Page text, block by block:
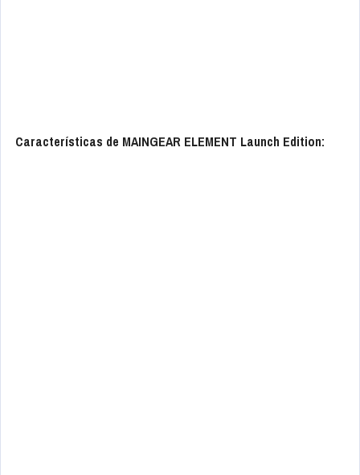
Características de MAINGEAR ELEMENT Launch Edition: